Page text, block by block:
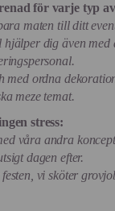
för varje typ
maten till ditt
hjälper dig även med
med ordna
meze temat.
stress:
våra andra
dagen efter.
vi sköter